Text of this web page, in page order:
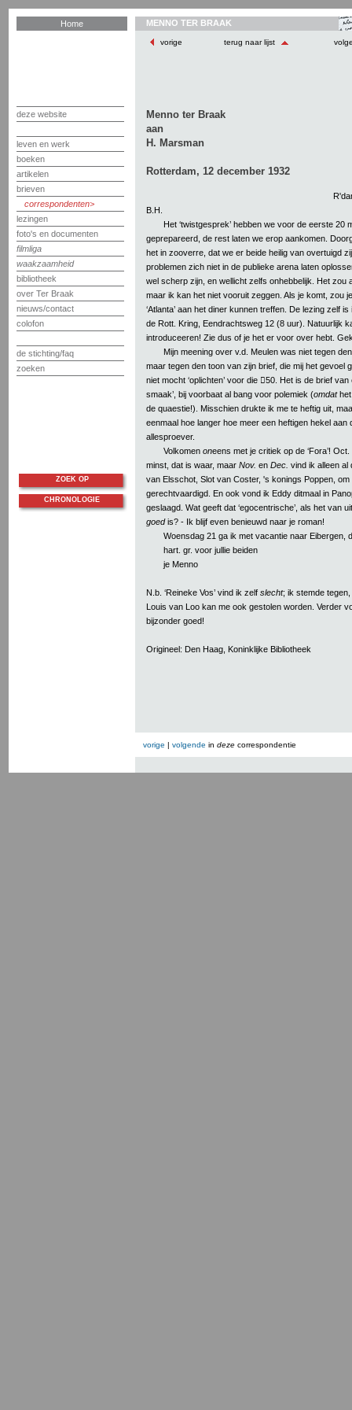
Home
deze website
leven en werk
boeken
artikelen
brieven
correspondenten
lezingen
foto's en documenten
filmliga
waakzaamheid
bibliotheek
over Ter Braak
nieuws/contact
colofon
de stichting/faq
zoeken
MENNO TER BRAAK
vorige terug naar lijst
Menno ter Braak
aan
H. Marsman
Rotterdam, 12 december 1932
B.H.
Het ‘twistgesprek’ hebben we voor de eerste 20
geprepareerd, de rest laten we erop aankomen.
het in zooverre, dat we er beide heilig van overtuigd
problemen zich niet in de publieke arena laten
wel scherp zijn, en wellicht zelfs onhebbelijk. Het zou
maar ik kan het niet vooruit zeggen. Als je komt, zou
‘Atlanta’ aan het diner kunnen treffen. De lezing zelf
de Rott. Kring, Eendrachtsweg 12 (8 uur). Natuurlijk
introduceeren! Zie dus of je het er voor over hebt.
Mijn meening over v.d. Meulen was niet tegen
maar tegen den toon van zijn brief, die mij het gevoel
niet mocht ‘oplichten’ voor die 50. Het is de brief van
smaak’, bij voorbaat al bang voor polemiek (omdathet
de quaestie!). Misschien drukte ik me te heftig uit,
eenmaal hoe langer hoe meer een heftigen hekel aan
allesproever.
Volkomen oneens met je critiek op de ‘Fora’!
minst, dat is waar, maar Nov. en Dec. vind ik alleen al
van Elsschot, Slot van Coster, 's konings Poppen, om
gerechtvaardigd. En ook vond ik Eddy ditmaal in
geslaagd. Wat geeft dat ‘egocentrische’, als het van
goedis? - Ik blijf even benieuwd naar je roman!
Woensdag 21 ga ik met vacantie naar Eibergen,
hart. gr. voor jullie beiden
je Menno
N.b. ‘Reineke Vos’ vind ik zelf slecht; ik stemde
Louis van Loo kan me ook gestolen worden. Verder
bijzonder goed!
Origineel: Den Haag, Koninklijke Bibliotheek
vorige | volgende in deze correspondentie
ZOEK OP
CHRONOLOGIE